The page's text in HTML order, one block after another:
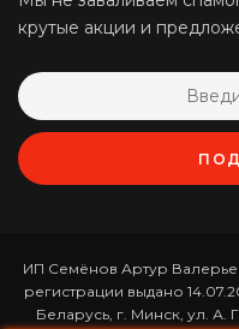
крутые акции и
ИП Семёнов Артур
регистрации выдано
Беларусь, г. Минск, ул. А.